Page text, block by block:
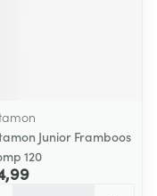
Junior Framboos
120